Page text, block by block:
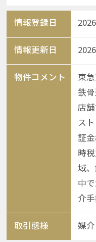
情報登録日
情報更新日
物件コメント
東
鉄
店
ス
証
時
域
中
介
取引態様 媒介